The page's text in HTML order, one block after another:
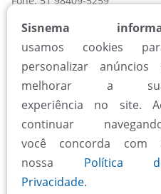
Segunda à sexta, das 8h às 18h
Aceitamos todos cartões
Sisnema
usamos cookies
personalizar anúncios
melhorar a
experiência no site.
continuar
você concorda com
nossa Política
Privacidade.